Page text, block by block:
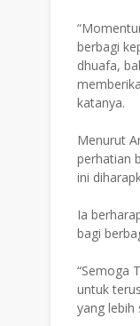
berbagi
dhuafa,
katanya.
Menurut
perhatian
ini
Ia
bagi
“Semoga
untuk
yang lebih